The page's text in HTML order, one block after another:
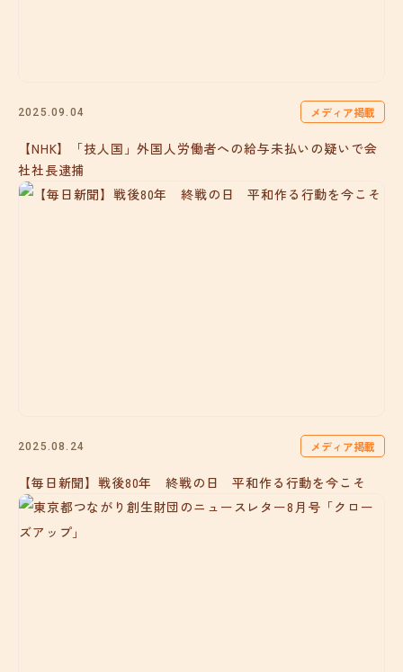
2025.09.04 メディア掲載
【NHK】「技人国」外国人労働者への給与未払いの疑いで会
社社長逮捕
2025.08.24 メディア掲載
【毎日新聞】戦後80年 終戦の日 平和作る行動を今こそ